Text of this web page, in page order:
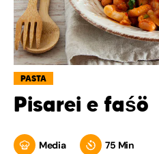
PASTA
Pisarei e faśö
Media 75 Min